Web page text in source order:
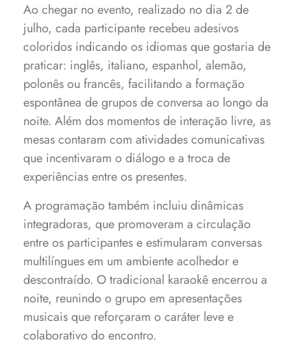
Ao chegar no evento, realizado no dia 2 de
julho, cada participante recebeu adesivos
coloridos indicando os idiomas que gostaria de
praticar: inglês, italiano, espanhol, alemão,
polonês ou francês, facilitando a formação
espontânea de grupos de conversa ao longo da
noite. Além dos momentos de interação livre, as
mesas contaram com atividades comunicativas
que incentivaram o diálogo e a troca de
experiências entre os presentes.
A programação também incluiu dinâmicas
integradoras, que promoveram a circulação
entre os participantes e estimularam conversas
multilíngues em um ambiente acolhedor e
descontraído. O tradicional karaokê encerrou a
noite, reunindo o grupo em apresentações
musicais que reforçaram o caráter leve e
colaborativo do encontro.